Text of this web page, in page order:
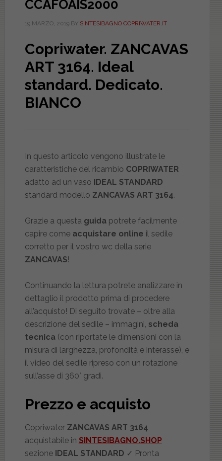
CCAFOAIS2000
19 MARZO, 2019BY SINTESIBAGNO COPRIWATER.IT
Copriwater. ZANCAVAS
ART 3164. Ideal
standard. Dedicato.
BIANCO
In questo articolo vengono illustrate le
caratteristiche del ricambio COPRIWATER
adatto ad un vaso IDEAL STANDARD
standard modello ZANCAVAS ART 3164.
Grazie a questa guidapotrete facilmente
capire come acquistare online il sedile
corretto per il vostro wc della serie
ZANCAVAS!
Continuando la lettura potrete analizzare in
dettaglio il prodotto prima di procedere
all’acquisto! Di seguito trovate – oltre alla
descrizione del sedile – immagini, scheda
tecnica(con riportate le dimensioni con la
misura di larghezza, profondità e interasse), e
il video del sedile ripreso con un rotazione
sull’asse di 360° gradi.
Prezzo e acquisto
Copriwater ZANCAVAS ART 3164
acquistabile in SINTESIBAGNO.SHOP
sezione IDEAL STANDARD ✓ Pronta